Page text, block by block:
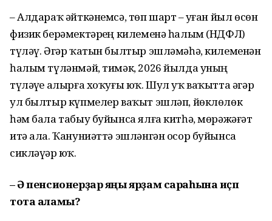
– Алдараҡ әйткәнемсә, төп шарт – уҙған йыл өсөн
физик берәмектәрҙең килеменә һалым (НДФЛ)
түләү. Әгәр ҡатын былтыр эшләмәһә, килеменән
һалым түләнмәй, тимәк, 2026 йылда уның
түләүҙе алырға хоҡуғы юҡ. Шул уҡ ваҡытта әгәр
ул былтыр күпмелер ваҡыт эшләп, йөклөлөк
һәм бала табыу буйынса ялға китһә, мөрәжәғәт
итә ала. Ҡануниәттә эшләнгән осор буйынса
сикләүҙәр юҡ.
– Ә пенсионерҙар яңы ярҙам сараһына иҫәп
тота аламы?